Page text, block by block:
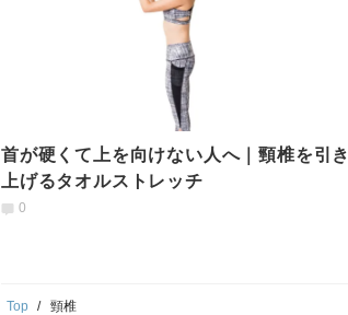
首が硬くて上を向けない人へ｜頸椎を引き
上げるタオルストレッチ
0
Top 頸椎